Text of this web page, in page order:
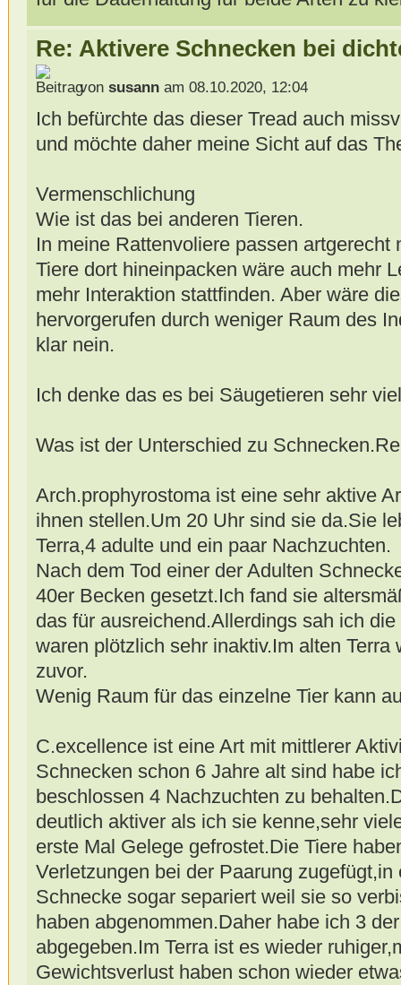
Re: Aktivere Schnecken bei
von susannam 08.10.2020, 12:04
Ich befürchte das dieser Tread auch
und möchte daher meine Sicht auf das
Vermenschlichung
Wie ist das bei anderen Tieren.
In meine Rattenvoliere passen artgerecht
Tiere dort hineinpacken wäre auch mehr
mehr Interaktion stattfinden. Aber wäre
hervorgerufen durch weniger Raum des
klar nein.
Ich denke das es bei Säugetieren sehr
Was ist der Unterschied zu
Arch.prophyrostoma ist eine sehr aktive
ihnen stellen.Um 20 Uhr sind sie da.Sie
Terra,4 adulte und ein paar Nachzuchten.
Nach dem Tod einer der Adulten
40er Becken gesetzt.Ich fand sie
das für ausreichend.Allerdings sah ich
waren plötzlich sehr inaktiv.Im alten
zuvor.
Wenig Raum für das einzelne Tier kann
C.excellence ist eine Art mit mittlerer
Schnecken schon 6 Jahre alt sind habe
beschlossen 4 Nachzuchten zu
deutlich aktiver als ich sie kenne,sehr
erste Mal Gelege gefrostet.Die Tiere
Verletzungen bei der Paarung
Schnecke sogar separiert weil sie so
haben abgenommen.Daher habe ich 3
abgegeben.Im Terra ist es wieder
Gewichtsverlust haben schon wieder